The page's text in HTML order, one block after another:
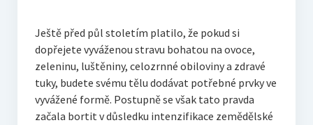
Ještě před půl stoletím platilo, že pokud si
dopřejete vyváženou stravu bohatou na ovoce,
zeleninu, luštěniny, celozrnné obiloviny a zdravé
tuky, budete svému tělu dodávat potřebné prvky ve
vyvážené formě. Postupně se však tato pravda
začala bortit v důsledku intenzifikace zemědělské